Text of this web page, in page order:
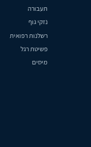
תעבורה
נזקי גוף
רשלנות רפואית
פשיטת רגל
מיסים